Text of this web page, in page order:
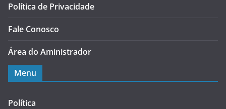
Política de Privacidade
Fale Conosco
Área do Aministrador
Menu
Política